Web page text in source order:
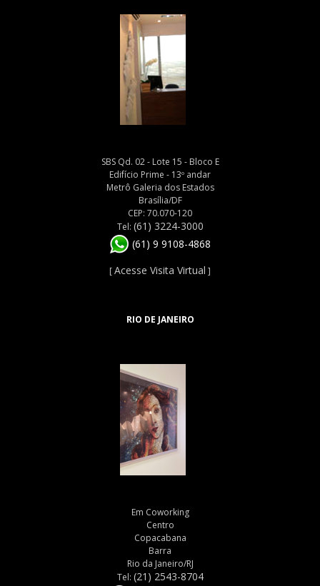
SBS Qd. 02 - Lote 15 - Bloco E
Edifício Prime - 13º andar
Metrô Galeria dos Estados
Brasília/DF
CEP: 70.070-120
Tel: (61) 3224-3000
(61) 9 9108-4868
[Acesse Visita Virtual ]
RIO DE JANEIRO
Em Coworking
Centro
Copacabana
Barra
Rio da Janeiro/RJ
Tel: (21) 2543-8704